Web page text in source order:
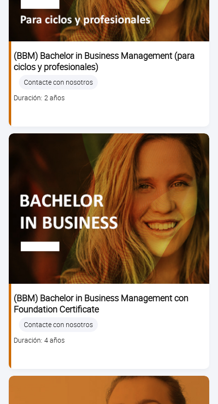
(BBM) Bachelor in Business Management (para
ciclos y profesionales)
Contacte con nosotros
Clase
Duración: 2 años
(BBM) Bachelor in Business Management con
Foundation Certificate
Contacte con nosotros
Clase
Duración: 4 años